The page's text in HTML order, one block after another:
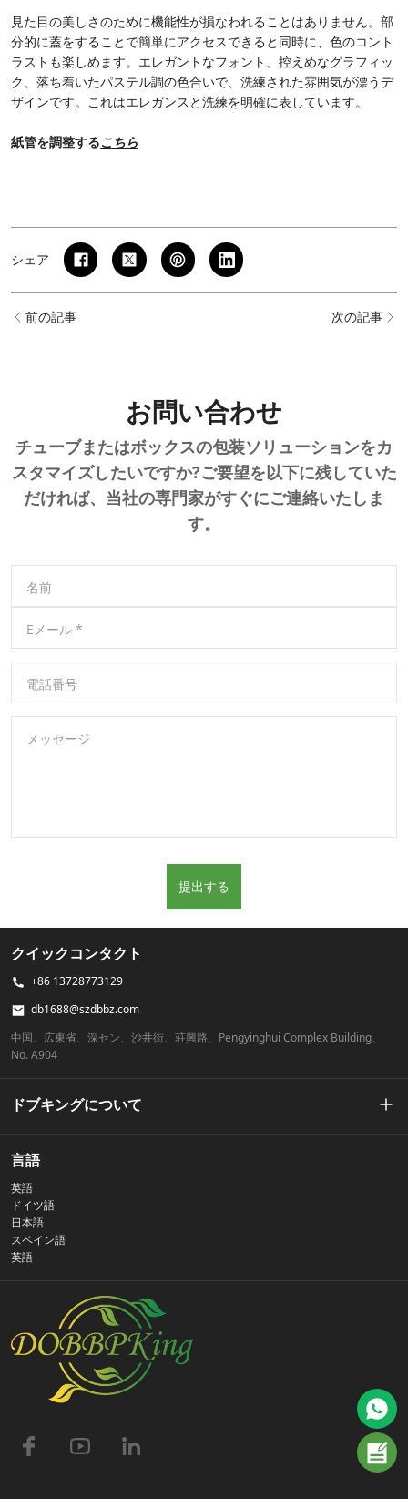
見た目の美しさのために機能性が損なわれることはありません。部
分的に蓋をすることで簡単にアクセスできると同時に、色のコント
ラストも楽しめます。エレガントなフォント、控えめなグラフィッ
ク、落ち着いたパステル調の色合いで、洗練された雰囲気が漂うデ
ザインです。これはエレガンスと洗練を明確に表しています。
紙管を調整するこちら
シェア
前の記事 次の記事
お問い合わせ
チューブまたはボックスの包装ソリューションをカ
スタマイズしたいですか?ご要望を以下に残していた
だければ、当社の専門家がすぐにご連絡いたしま
す。
名前
Eメール *
電話番号
メッセージ
提出する
クイックコンタクト
+86 13728773129
db1688@szdbbz.com
中国、広東省、深セン、沙井街、荘興路、Pengyinghui Complex Building、
No. A904
ドブキングについて
私たちの物語
プライバシーポリシー
お問い合わせ
言語
英語
ドイツ語
日本語
スペイン語
英語